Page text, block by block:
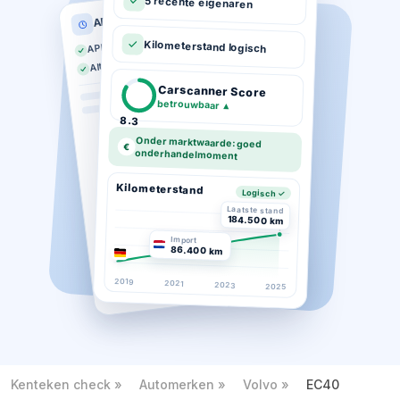
APK historie
APK geldig tot 03-2026
Altijd op tijd gekeurd
Kilometerstand logisch
8.3
Carscanner Score
betrouwbaar ▲
€ Onder marktwaarde: goed
onderhandelmoment
Kilometerstand Logisch ✓
Laatste stand
184.500 km
Import
86.400 km
2019 2021 2023 2025
Kenteken check Automerken Volvo EC40